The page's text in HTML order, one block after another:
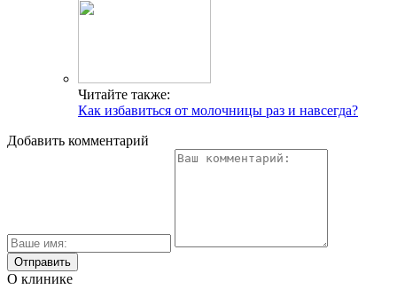
Читайте также:
Как избавиться от молочницы раз и навсегда?
Добавить комментарий
О клинике